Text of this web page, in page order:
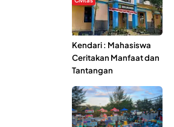
Di Balik Kehidupan
Ma’had Al-Jami’ah UIN
Kendari : Mahasiswa
Ceritakan Manfaat dan
Tantangan